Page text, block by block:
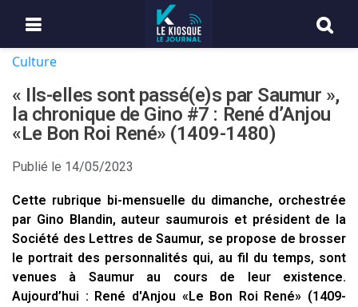
Culture
« Ils-elles sont passé(e)s par Saumur »,
la chronique de Gino #7 : René d’Anjou
«Le Bon Roi René» (1409-1480)
Publié le 14/05/2023
Cette rubrique bi-mensuelle du dimanche, orchestrée
par Gino Blandin, auteur saumurois et président de la
Société des Lettres de Saumur, se propose de brosser
le portrait des personnalités qui, au fil du temps, sont
venues à Saumur au cours de leur existence.
Aujourd’hui : René d'Anjou «Le Bon Roi René» (1409-